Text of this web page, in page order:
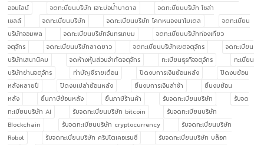
ออนไลน์
จดทะบียนบริษัท เจาะบ่อน้ำบาดาล
จดทะบียนบริษัท โซล่า
เซลล์
จดทะเบียนบริษัท จดทะเบียนบริษัท โคกหนองนาโมเดล
จดทะเบียน
บริษัทจอมพล
จดทะเบียนบริษัทจันทรเกษม
จดทะเบียนบริษัทท่องเที่ยว
จตุจักร
จดทะเบียนบริษัทลาดยาว จดทะเบียนบริษัทเขตจตุจักร
จดทะเบียน
บริษัทเสนานิคม
จดห้างหุ้นส่วนจำกัดจตุจักร ทะเบียนธุรกิจจตุจักร
ทะเบียน
บริษัทย่านจตุจักร
ทำบัญชีรายเดือน ปิดงบการเงินย้อนหลัง
ปิดงบย้อน
หลังหลายปี
ปิดงบเปล่าย้อนหลัง ยื่นงบการเงินล่าช้า
ยื่นงบย้อน
หลัง
ยื่นภาษีย้อนหลัง ยื่นภาษีร้านค้า รับจดทะเบียนบริษัท
รับจด
ทะเบียนบริษัท AI
รับจดทะเบียนบริษัท bitcoin
รับจดทะเบียนบริษัท
Blockchain
รับจดทะเบียนบริษัท cryptocurrency
รับจดทะเบียนบริษัท
Robot
รับจดทะเบียนบริษัท คริปโตเคอเรนซี่
รับจดทะเบียนบริษัท บล็อก